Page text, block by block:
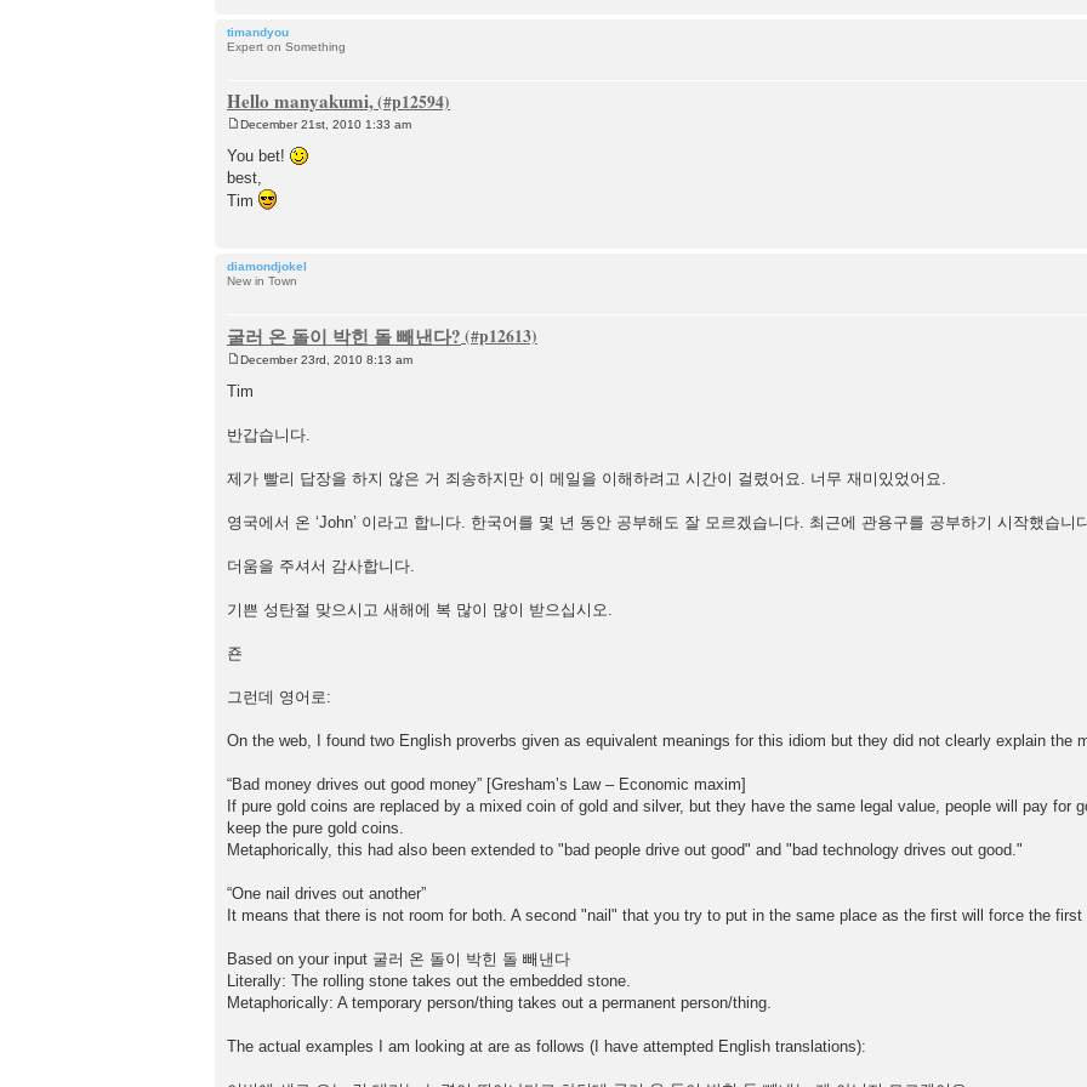
timandyou
Expert on Something
Hello manyakumi,
s
t
December 21st, 2010 1:33 am
You bet!
best,
Tim
diamondjokel
New in Town
굴러 온 돌이 박힌 돌 빼낸다?
s
December 23rd, 2010 8:13 am
Tim
반갑습니다.
제가 빨리 답장을 하지 않은 거 죄송하지만 이 메일을 이해하려고 시간이 걸렸어요. 너무 재미있었어요.
영국에서 온 ‘John’ 이라고 합니다. 한국어를 몇 년 동안 공부해도 잘 모르겠습니다. 최근에 관용구를 공부하기 시작했습니
더움을 주셔서 감사합니다.
기쁜 성탄절 맞으시고 새해에 복 많이 많이 받으십시오.
죤
그런데 영어로:
On the web, I found two English proverbs given as equivalent meanings for this idiom but they did not clearly explain the
“Bad money drives out good money” [Gresham’s Law – Economic maxim]
If pure gold coins are replaced by a mixed coin of gold and silver, but they have the same legal value, people will pay for
keep the pure gold coins.
Metaphorically, this had also been extended to "bad people drive out good" and "bad technology drives out good."
“One nail drives out another”
It means that there is not room for both. A second "nail" that you try to put in the same place as the first will force the first
Based on your input 굴러 온 돌이 박힌 돌 빼낸다
Literally: The rolling stone takes out the embedded stone.
Metaphorically: A temporary person/thing takes out a permanent person/thing.
The actual examples I am looking at are as follows (I have attempted English translations):